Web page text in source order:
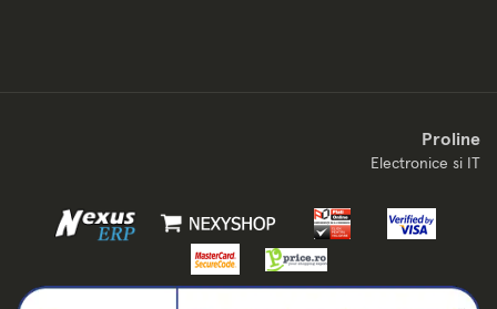
Proline
Electronice si IT